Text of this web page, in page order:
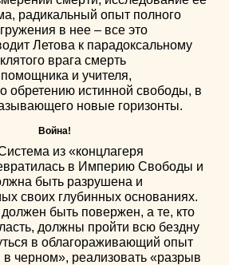
радикальный опыт полного
в нее – все это
Летова к парадоксальному
врага смерть
и учителя,
обретению истинной свободы, в
новые горизонты.
Война!
из «концлагеря
в Империю Свободы и
быть разрушена и
своих глубинных основаниях.
быть повержен, а те, кто
должны пройти всю бездну
в облагораживающий опыт
черном», реализовать «разрыв